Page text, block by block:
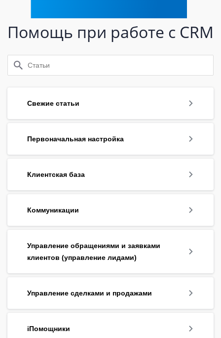
Помощь при работе с CRM
Свежие статьи
Первоначальная настройка
Клиентская база
Коммуникации
Управление обращениями и заявками
клиентов (управление лидами)
Управление сделками и продажами
iПомощники